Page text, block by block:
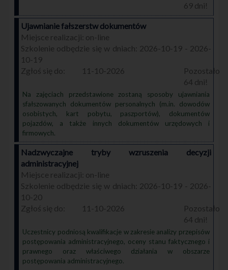
69
Ujawnianie fałszerstw dokumentów
on-line
2026-10-19 - 2026-
10-19
11-10-2026
64
Na zajęciach przedstawione zostaną sposoby ujawniania
sfałszowanych dokumentów personalnych (m.in. dowodów
osobistych, kart pobytu, paszportów), dokumentów
pojazdów, a także innych dokumentów urzędowych i
firmowych.
Nadzwyczajne tryby wzruszenia decyzji
administracyjnej
on-line
2026-10-19 - 2026-
10-20
11-10-2026
64
Uczestnicy podniosą kwalifikacje w zakresie analizy przepisów
postępowania administracyjnego, oceny stanu faktycznego i
prawnego oraz właściwego działania w obszarze
postępowania administracyjnego.